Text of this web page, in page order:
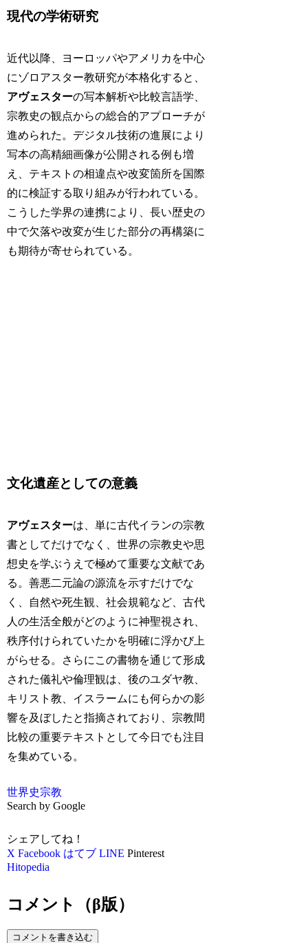
現代の学術研究
近代以降、ヨーロッパやアメリカを中心
にゾロアスター教研究が本格化すると、
アヴェスターの写本解析や比較言語学、
宗教史の観点からの総合的アプローチが
進められた。デジタル技術の進展により
写本の高精細画像が公開される例も増
え、テキストの相違点や改変箇所を国際
的に検証する取り組みが行われている。
こうした学界の連携により、長い歴史の
中で欠落や改変が生じた部分の再構築に
も期待が寄せられている。
文化遺産としての意義
アヴェスターは、単に古代イランの宗教
書としてだけでなく、世界の宗教史や思
想史を学ぶうえで極めて重要な文献であ
る。善悪二元論の源流を示すだけでな
く、自然や死生観、社会規範など、古代
人の生活全般がどのように神聖視され、
秩序付けられていたかを明確に浮かび上
がらせる。さらにこの書物を通じて形成
された儀礼や倫理観は、後のユダヤ教、
キリスト教、イスラームにも何らかの影
響を及ぼしたと指摘されており、宗教間
比較の重要テキストとして今日でも注目
を集めている。
世界史宗教
Search by Google
シェアしてね！
X Facebook はてブ LINE Pinterest
Hitopedia
コメント（β版）
コメントを書き込む